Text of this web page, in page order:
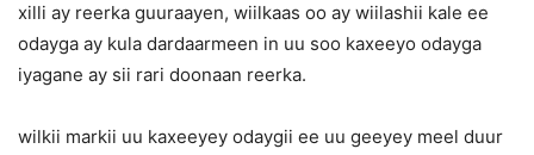
xilli ay reerka guuraayen, wiilkaas oo ay wiilashii kale ee
odayga ay kula dardaarmeen in uu soo kaxeeyo odayga
iyagane ay sii rari doonaan reerka.
wilkii markii uu kaxeeyey odaygii ee uu geeyey meel duur